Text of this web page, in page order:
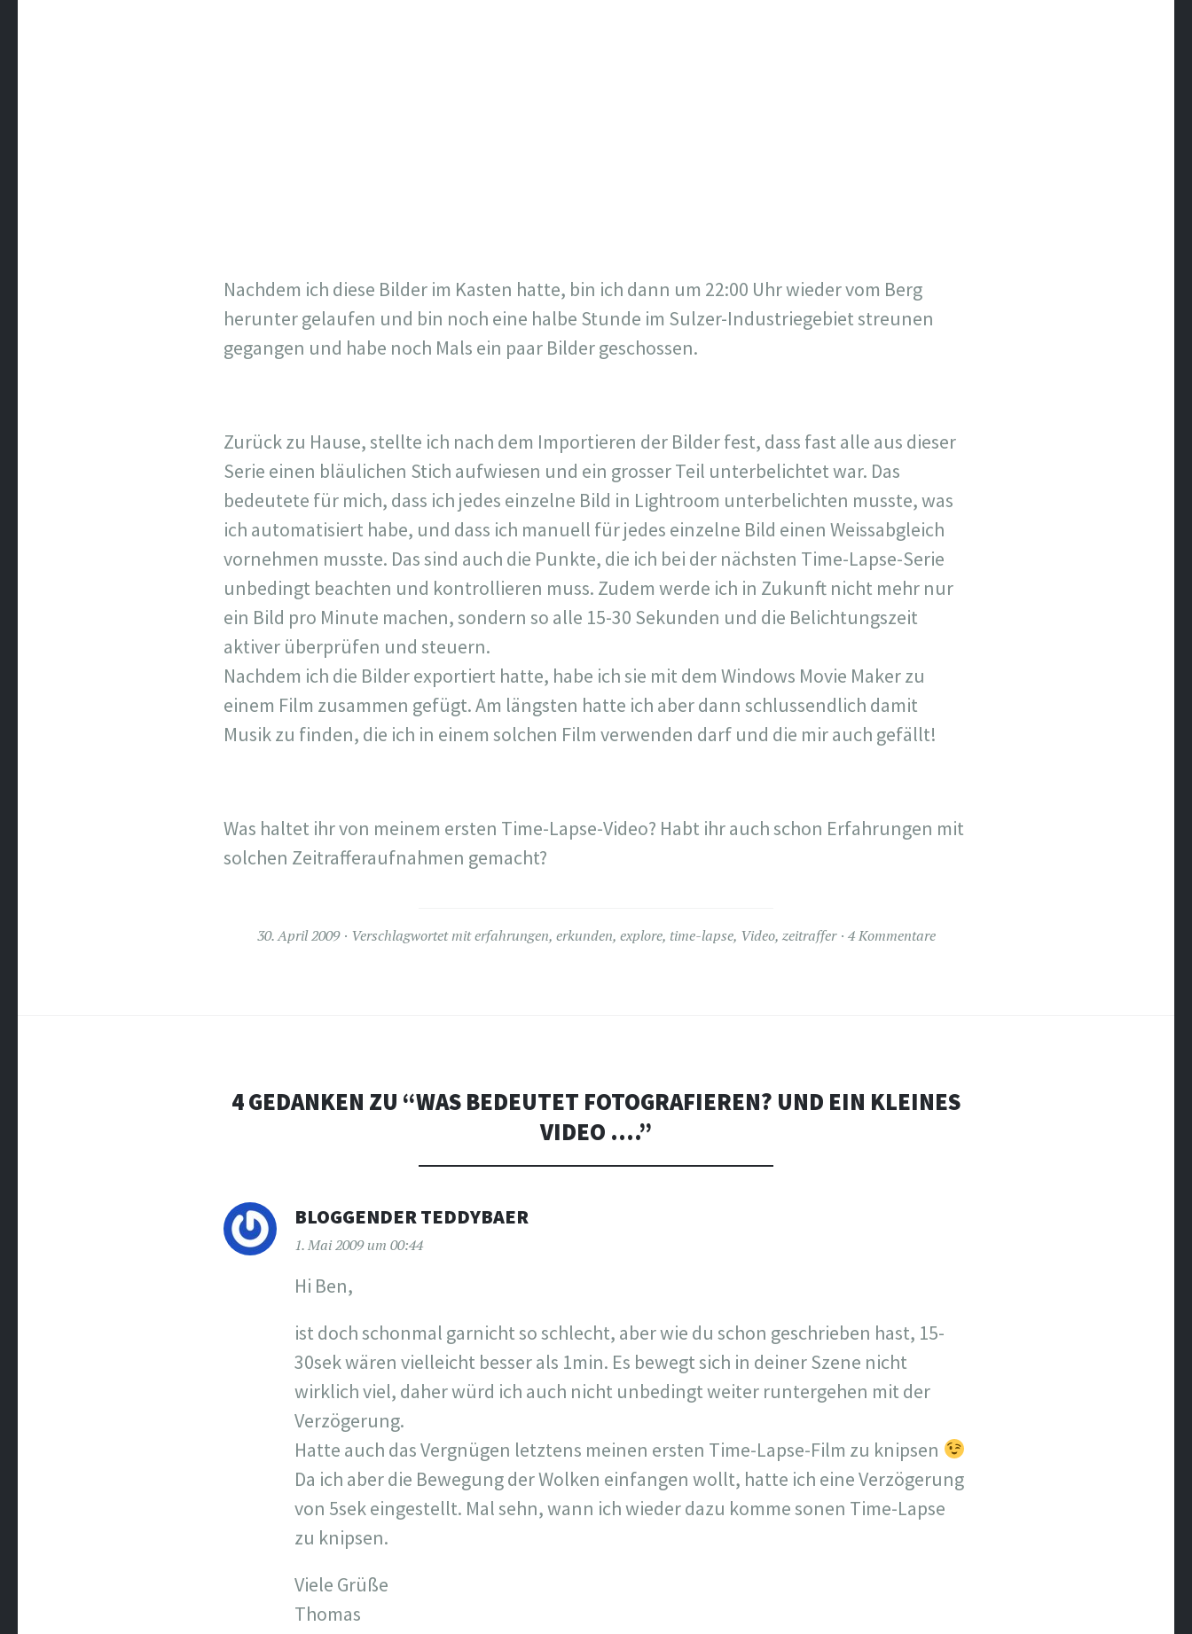
Nachdem ich diese Bilder im Kasten hatte, bin ich dann um 22:00 Uhr wieder vom Berg
herunter gelaufen und bin noch eine halbe Stunde im Sulzer-Industriegebiet streunen
gegangen und habe noch Mals ein paar Bilder geschossen.
Zurück zu Hause, stellte ich nach dem Importieren der Bilder fest, dass fast alle aus dieser
Serie einen bläulichen Stich aufwiesen und ein grosser Teil unterbelichtet war. Das
bedeutete für mich, dass ich jedes einzelne Bild in Lightroom unterbelichten musste, was
ich automatisiert habe, und dass ich manuell für jedes einzelne Bild einen Weissabgleich
vornehmen musste. Das sind auch die Punkte, die ich bei der nächsten Time-Lapse-Serie
unbedingt beachten und kontrollieren muss. Zudem werde ich in Zukunft nicht mehr nur
ein Bild pro Minute machen, sondern so alle 15-30 Sekunden und die Belichtungszeit
aktiver überprüfen und steuern.
Nachdem ich die Bilder exportiert hatte, habe ich sie mit dem Windows Movie Maker zu
einem Film zusammen gefügt. Am längsten hatte ich aber dann schlussendlich damit
Musik zu finden, die ich in einem solchen Film verwenden darf und die mir auch gefällt!
Was haltet ihr von meinem ersten Time-Lapse-Video? Habt ihr auch schon Erfahrungen mit
solchen Zeitrafferaufnahmen gemacht?
30. April 2009 Verschlagwortet miterfahrungen, erkunden, explore, time-lapse, Video, zeitraffer 4 Kommentare
4 GEDANKEN ZU “WAS BEDEUTET FOTOGRAFIEREN? UND EIN KLEINES
VIDEO ….”
BLOGGENDER TEDDYBAER
1. Mai 2009 um 00:44
Hi Ben,
ist doch schonmal garnicht so schlecht, aber wie du schon geschrieben hast, 15-
30sek wären vielleicht besser als 1min. Es bewegt sich in deiner Szene nicht
wirklich viel, daher würd ich auch nicht unbedingt weiter runtergehen mit der
Verzögerung.
Hatte auch das Vergnügen letztens meinen ersten Time-Lapse-Film zu knipsen
Da ich aber die Bewegung der Wolken einfangen wollt, hatte ich eine Verzögerung
von 5sek eingestellt. Mal sehn, wann ich wieder dazu komme sonen Time-Lapse
zu knipsen.
Viele Grüße
Thomas